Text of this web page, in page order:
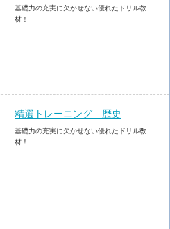
基礎力の充実に欠かせない優れたドリル教
材！
精選トレーニング 歴史
基礎力の充実に欠かせない優れたドリル教
材！